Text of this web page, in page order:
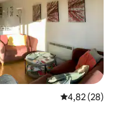
5 üzerinden
4,82 (28)